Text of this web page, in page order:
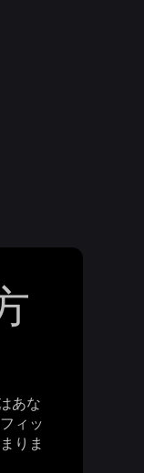
あな
ィッ
りま